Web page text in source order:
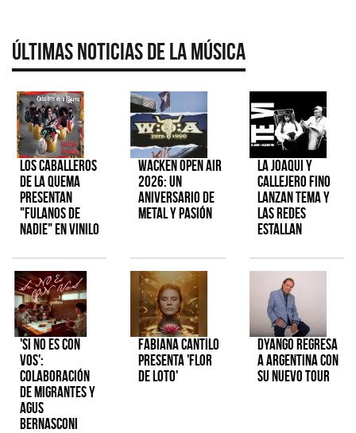
Últimas Noticias de la Música
Los Caballeros
de la Quema
presentan
"Fulanos de
Nadie" en vinilo
Wacken Open Air
2026: Un
aniversario de
metal y pasión
La Joaqui y
Callejero Fino
lanzan tema y
las redes
estallan
'Si No Es Con
Vos':
colaboración
de Migrantes y
Agus
Bernasconi
Fabiana Cantilo
presenta 'Flor
de Loto'
Dyango regresa
a Argentina con
su nuevo tour